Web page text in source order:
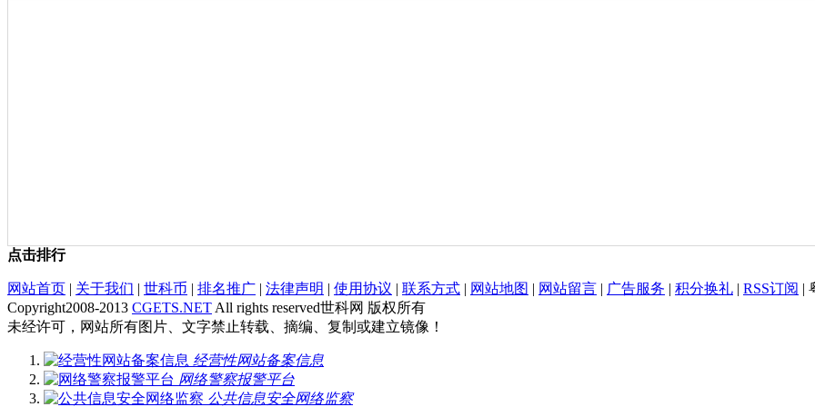
点击排行
网站首页 | 关于我们 | 世科币 | 排名推广 | 法律声明 | 使用协议 | 联系方式 | 网站地图 | 网站留言 | 广告服务 | 积分换礼 | RSS订阅 |
Copyright2008-2013 CGETS.NET All rights reserved世科网 版权所有
未经许可，网站所有图片、文字禁止转载、摘编、复制或建立镜像！
经营性网站备案信息
网络警察报警平台
公共信息安全网络监察